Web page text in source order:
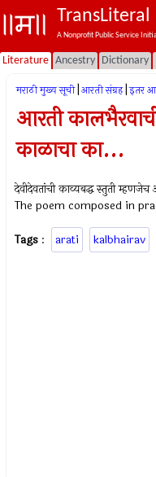
TransLiteral
A Nonprofit Public Service
Literature Ancestry Dictionary
मराठी मुख्य सूची आरती संग्रह इतर
आरती
काळाचा का...
देवीदेवतांची काव्यबद्ध स्तुती
The poem composed in
Tags : arati kalbhairav